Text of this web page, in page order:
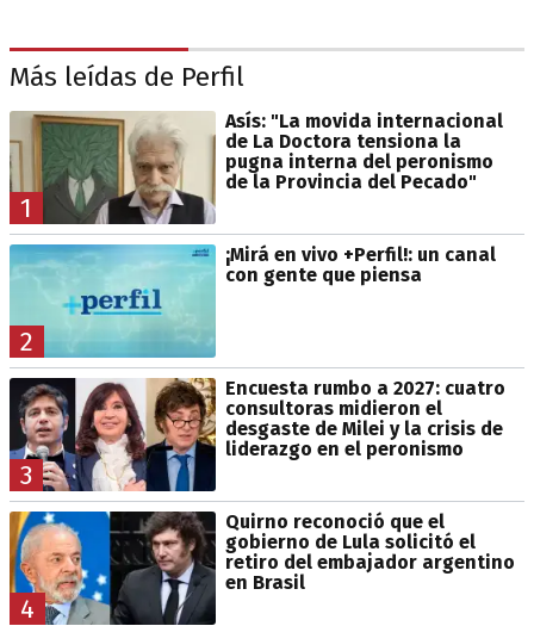
Más leídas de Perfil
1
Asís: "La movida internacional
de La Doctora tensiona la
pugna interna del peronismo
de la Provincia del Pecado"
2
¡Mirá en vivo +Perfil!: un canal
con gente que piensa
3
Encuesta rumbo a 2027: cuatro
consultoras midieron el
desgaste de Milei y la crisis de
liderazgo en el peronismo
4
Quirno reconoció que el
gobierno de Lula solicitó el
retiro del embajador argentino
en Brasil